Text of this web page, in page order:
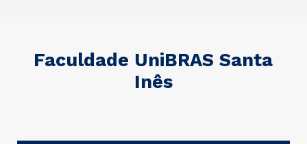
Faculdade UniBRAS Santa
Inês